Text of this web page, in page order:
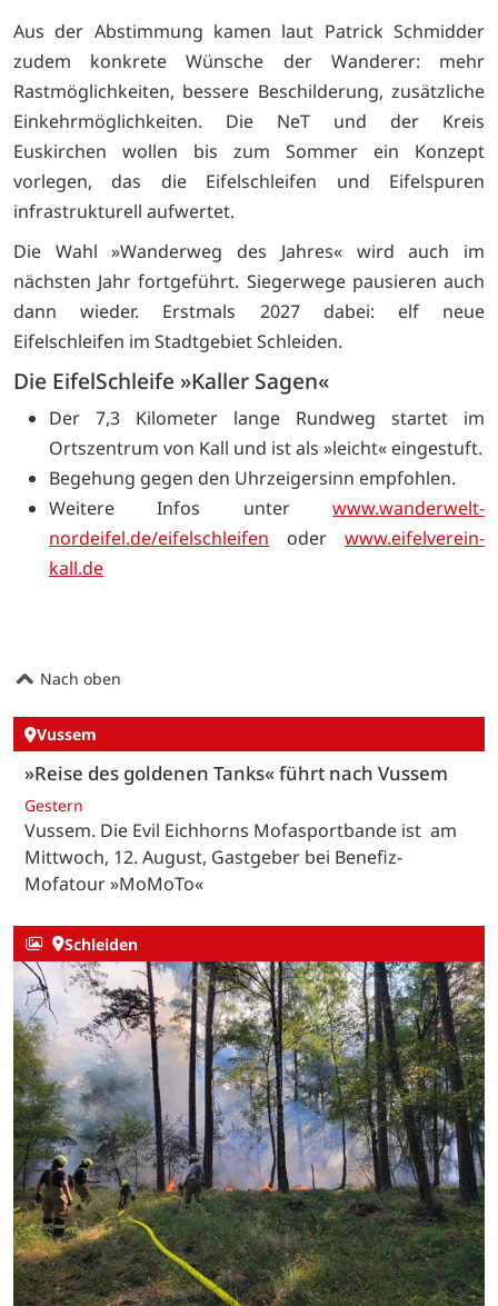
Aus der Abstimmung kamen laut Patrick Schmidder
zudem konkrete Wünsche der Wanderer: mehr
Rastmöglichkeiten, bessere Beschilderung, zusätzliche
Einkehrmöglichkeiten. Die NeT und der Kreis
Euskirchen wollen bis zum Sommer ein Konzept
vorlegen, das die Eifelschleifen und Eifelspuren
infrastrukturell aufwertet.
Die Wahl »Wanderweg des Jahres« wird auch im
nächsten Jahr fortgeführt. Siegerwege pausieren auch
dann wieder. Erstmals 2027 dabei: elf neue
Eifelschleifen im Stadtgebiet Schleiden.
Die EifelSchleife »Kaller Sagen«
Der 7,3 Kilometer lange Rundweg startet im
Ortszentrum von Kall und ist als »leicht« eingestuft.
Begehung gegen den Uhrzeigersinn empfohlen.
Weitere Infos unter www.wanderwelt-
nordeifel.de/eifelschleifen oder www.eifelverein-
kall.de
Nach oben
Vussem
»Reise des goldenen Tanks« führt nach Vussem
Gestern
Vussem. Die Evil Eichhorns Mofasportbande ist am
Mittwoch, 12. August, Gastgeber bei Benefiz-
Mofatour »MoMoTo«
Schleiden